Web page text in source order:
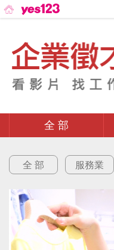
全 部
全 部 服務業